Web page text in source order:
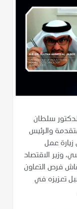
سلطان
والرئيس
زيارة عمل
وزير الاقتصاد
فرص التعاون
تعزيزه في